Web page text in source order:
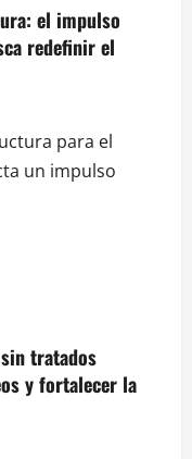
el impulso
redefinir el
para el
un impulso
tratados
y fortalecer la